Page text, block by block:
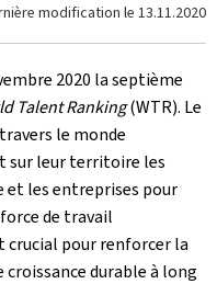
modification le 13.11.2020
2020 la septième
Talent Ranking(WTR). Le
le monde
leur territoire les
les entreprises pour
de travail
crucial pour renforcer la
durable à long